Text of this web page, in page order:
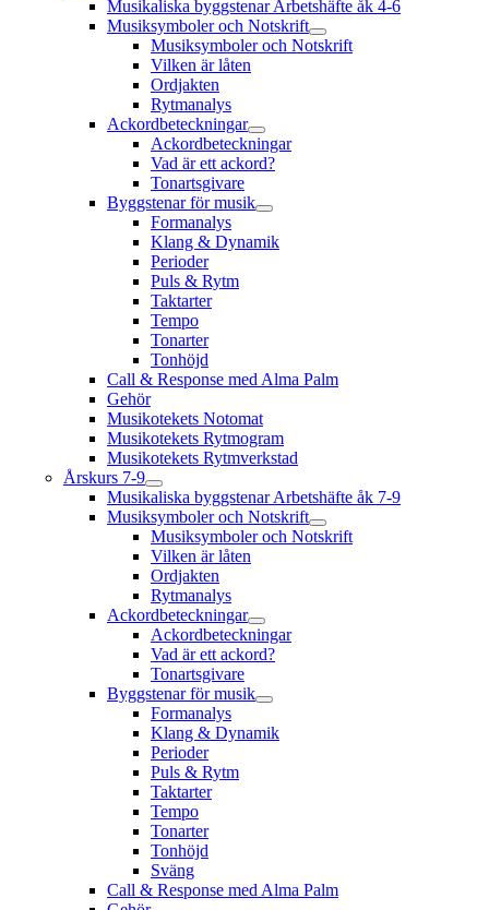
Musikaliska byggstenar Arbetshäfte åk 4-6
Musiksymboler och Notskrift
Musiksymboler och Notskrift
Vilken är låten
Ordjakten
Rytmanalys
Ackordbeteckningar
Ackordbeteckningar
Vad är ett ackord?
Tonartsgivare
Byggstenar för musik
Formanalys
Klang & Dynamik
Perioder
Puls & Rytm
Taktarter
Tempo
Tonarter
Tonhöjd
Call & Response med Alma Palm
Gehör
Musikotekets Notomat
Musikotekets Rytmogram
Musikotekets Rytmverkstad
Årskurs 7-9
Musikaliska byggstenar Arbetshäfte åk 7-9
Musiksymboler och Notskrift
Musiksymboler och Notskrift
Vilken är låten
Ordjakten
Rytmanalys
Ackordbeteckningar
Ackordbeteckningar
Vad är ett ackord?
Tonartsgivare
Byggstenar för musik
Formanalys
Klang & Dynamik
Perioder
Puls & Rytm
Taktarter
Tempo
Tonarter
Tonhöjd
Sväng
Call & Response med Alma Palm